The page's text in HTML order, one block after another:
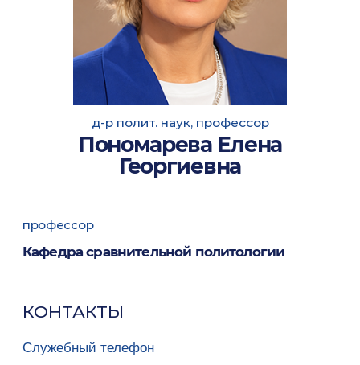
д-р полит. наук, профессор
Пономарева Елена
Георгиевна
профессор
Кафедра сравнительной политологии
КОНТАКТЫ
Служебный телефон